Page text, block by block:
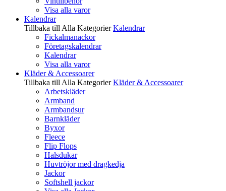
Visa alla varor
Kalendrar
Tillbaka till Alla Kategorier Kalendrar
Fickalmanackor
Företagskalendrar
Kalendrar
Visa alla varor
Kläder & Accessoarer
Tillbaka till Alla Kategorier Kläder & Accessoarer
Arbetskläder
Armband
Armbandsur
Barnkläder
Byxor
Fleece
Flip Flops
Halsdukar
Huvtröjor med dragkedja
Jackor
Softshell jackor